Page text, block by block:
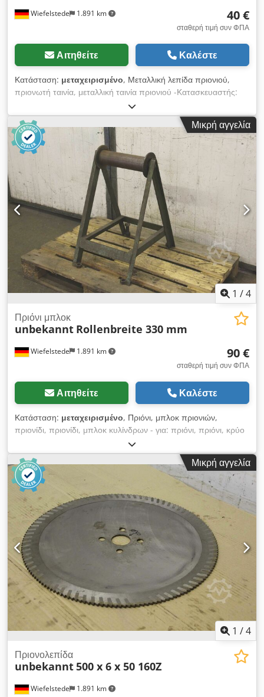
Wiefelstede 1.891 km 40 €
σταθερή τιμή συν ΦΠΑ
Αιτηθείτε Καλέστε
Κατάσταση: μεταχειρισμένο, Μεταλλική λεπίδα πριονιού,
πριονωτή ταινία, μεταλλική ταινία πριονιού -Κατασκευαστής:
Wespa Bitec Plus μεταλλική ταινία πριονιού που δεν
χρησιμοποιείται -Διαστάσεις: 4250x34x1.10 mm 4/6 -Αριθμός:
Διαθέσιμα φύλλα 5x -Τιμή: ανά τεμάχιο -Βάρος: 1,3 kg / τεμάχιο
Dedpsgrvd Rsfx Anlowa
Μικρή αγγελία
1 /4
Wiefelstede 1.891 km
Πριόνι μπλοκ
unbekannt Rollenbreite 330 mm
90 €
σταθερή τιμή συν ΦΠΑ
Αιτηθείτε Καλέστε
Κατάσταση: μεταχειρισμένο, Πριόνι, μπλοκ πριονιών,
πριονίδι, πριονίδι, μπλοκ κυλίνδρων - για: πριόνι, πριόνι, κρύο
κυκλικό πριόνι - ρόλοι: Ø 89 x 330 mm - Πλάτος ρόλου: 330
mm - Διαστάσεις: 435/580 / H720 mm - Βάρος: 20,5 κιλά
Dwjdpfjd Sachex Anlsa
Μικρή αγγελία
1 /4
Wiefelstede 1.891 km
Πριονολεπίδα
unbekannt500 x 6 x 50 160Z